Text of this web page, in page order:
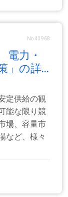
No.43968
力・
」の詳...
定供給の観
能な限り競
場、容量市
など、様々